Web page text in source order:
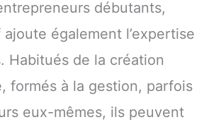
débutants,
ajoute également l’expertise
Habitués de la création
formés à la gestion, parfois
eux-mêmes, ils peuvent